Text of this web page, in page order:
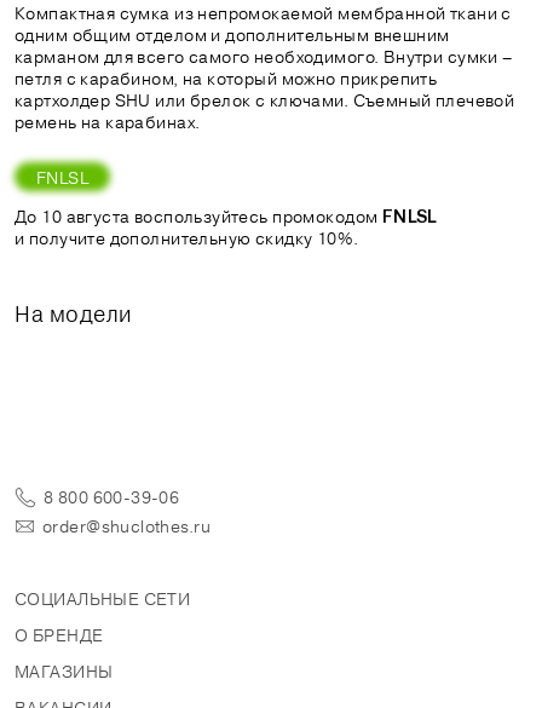
Компактная сумка из непромокаемой мембранной ткани с
одним общим отделом и дополнительным внешним
карманом для всего самого необходимого. Внутри сумки –
петля с карабином, на который можно прикрепить
картхолдер SHU или брелок с ключами. Съемный плечевой
ремень на карабинах.
FNLSL
До 10 августа воспользуйтесь промокодом FNLSL
и получите дополнительную скидку 10%.
На модели
8 800 600-39-06
order@shuclothes.ru
СОЦИАЛЬНЫЕ СЕТИ
О БРЕНДЕ
МАГАЗИНЫ